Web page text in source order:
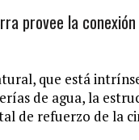
provee la
que está
de agua, la
de refuerzo de la